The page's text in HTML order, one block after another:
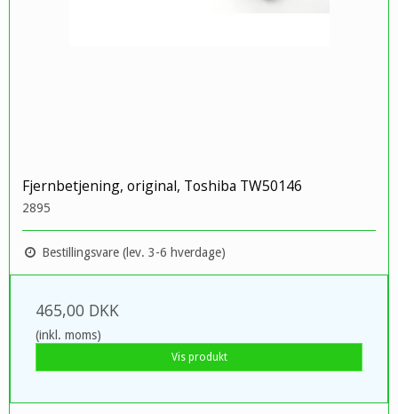
Fjernbetjening, original, Toshiba TW50146
2895
Bestillingsvare (lev. 3-6 hverdage)
465,00 DKK
(inkl. moms)
Vis produkt